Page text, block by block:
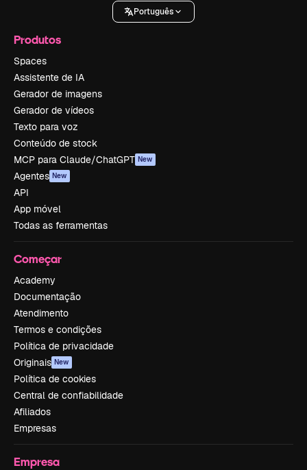
Português
Produtos
Spaces
Assistente de IA
Gerador de imagens
Gerador de vídeos
Texto para voz
Conteúdo de stock
MCP para Claude/ChatGPT New
Agentes New
API
App móvel
Todas as ferramentas
Começar
Academy
Documentação
Atendimento
Termos e condições
Política de privacidade
Originais New
Política de cookies
Central de confiabilidade
Afiliados
Empresas
Empresa